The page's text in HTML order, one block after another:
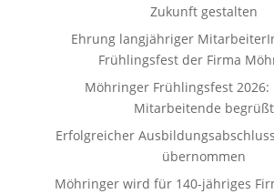
Zukunft gestalten
Ehrung langjähriger
Frühlingsfest der Firma
Möhringer Frühlingsfest 2026:
Mitarbeitende begrüßt
Erfolgreicher
übernommen
Möhringer wird für 140-jähriges